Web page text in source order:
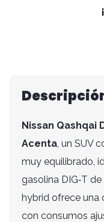
Nissan Qashqai
Acenta, un SUV
muy equilibrado,
gasolina DIG‑T
hybrid ofrece una
con consumos